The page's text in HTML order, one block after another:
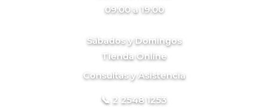
09:00 a 19:00
Sábados y Domingos
Tienda Online
Consultas y Asistencia
📞 2 2548 1253